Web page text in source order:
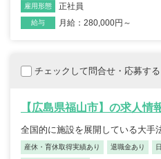
雇用形態 正社員
給与 月給：280,000円～
チェックして問合せ・応募する
【広島県福山市】の求人情
全国的に施設を展開している大手
産休・育休取得実績あり 退職金あり